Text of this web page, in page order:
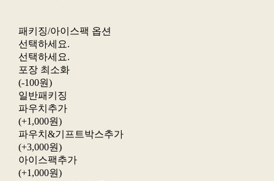
패키징/아이스팩 옵션
선택하세요.
선택하세요.
포장 최소화
(-100원)
일반패키징
파우치추가
(+1,000원)
파우치&기프트박스추가
(+3,000원)
아이스팩추가
(+1,000원)